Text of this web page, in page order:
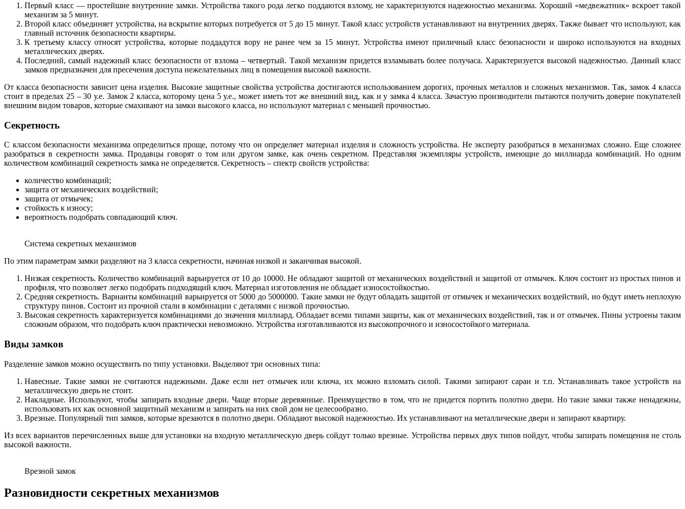
Первый класс — простейшие внутренние замки. Устройства такого рода легко поддаются взлому, не характеризуются надежностью механизма. Хороший «медвежатник» вскроет такой
механизм за 5 минут.
Второй класс объединяет устройства, на вскрытие которых потребуется от 5 до 15 минут. Такой класс устройств устанавливают на внутренних дверях. Также бывает что используют, как
главный источник безопасности квартиры.
К третьему классу относят устройства, которые поддадутся вору не ранее чем за 15 минут. Устройства имеют приличный класс безопасности и широко используются на входных
металлических дверях.
Последний, самый надежный класс безопасности от взлома – четвертый. Такой механизм придется взламывать более получаса. Характеризуется высокой надежностью. Данный класс
замков предназначен для пресечения доступа нежелательных лиц в помещения высокой важности.
От класса безопасности зависит цена изделия. Высокие защитные свойства устройства достигаются использованием дорогих, прочных металлов и сложных механизмов. Так, замок 4 класса
стоит в пределах 25 – 30 у.е. Замок 2 класса, которому цена 5 у.е., может иметь тот же внешний вид, как и у замка 4 класса. Зачастую производители пытаются получить доверие покупателей
внешним видом товаров, которые смахивают на замки высокого класса, но используют материал с меньшей прочностью.
Секретность
С классом безопасности механизма определиться проще, потому что он определяет материал изделия и сложность устройства. Не эксперту разобраться в механизмах сложно. Еще сложнее
разобраться в секретности замка. Продавцы говорят о том или другом замке, как очень секретном. Представляя экземпляры устройств, имеющие до миллиарда комбинаций. Но одним
количеством комбинаций секретность замка не определяется. Секретность – спектр свойств устройства:
количество комбинаций;
защита от механических воздействий;
защита от отмычек;
стойкость к износу;
вероятность подобрать совпадающий ключ.
Система секретных механизмов
По этим параметрам замки разделяют на 3 класса секретности, начиная низкой и заканчивая высокой.
Низкая секретность. Количество комбинаций варьируется от 10 до 10000. Не обладают защитой от механических воздействий и защитой от отмычек. Ключ состоит из простых пинов и
профиля, что позволяет легко подобрать подходящий ключ. Материал изготовления не обладает износостойкостью.
Средняя секретность. Варианты комбинаций варьируется от 5000 до 5000000. Такие замки не будут обладать защитой от отмычек и механических воздействий, но будут иметь неплохую
структуру пинов. Состоит из прочной стали в комбинации с деталями с низкой прочностью.
Высокая секретность характеризуется комбинациями до значения миллиард. Обладает всеми типами защиты, как от механических воздействий, так и от отмычек. Пины устроены таким
сложным образом, что подобрать ключ практически невозможно. Устройства изготавливаются из высокопрочного и износостойкого материала.
Виды замков
Разделение замков можно осуществить по типу установки. Выделяют три основных типа:
Навесные. Такие замки не считаются надежными. Даже если нет отмычек или ключа, их можно взломать силой. Такими запирают сараи и т.п. Устанавливать такое устройств на
металлическую дверь не стоит.
Накладные. Используют, чтобы запирать входные двери. Чаще вторые деревянные. Преимущество в том, что не придется портить полотно двери. Но такие замки также ненадежны,
использовать их как основной защитный механизм и запирать на них свой дом не целесообразно.
Врезные. Популярный тип замков, которые врезаются в полотно двери. Обладают высокой надежностью. Их устанавливают на металлические двери и запирают квартиру.
Из всех вариантов перечисленных выше для установки на входную металлическую дверь сойдут только врезные. Устройства первых двух типов пойдут, чтобы запирать помещения не столь
высокой важности.
Врезной замок
Разновидности секретных механизмов